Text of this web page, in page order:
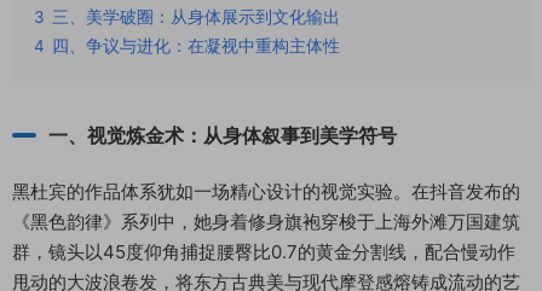
3 三、美学破圈：从身体展示到文化输出
4 四、争议与进化：在凝视中重构主体性
一、视觉炼金术：从身体叙事到美学符号
黑杜宾的作品体系犹如一场精心设计的视觉实验。在抖音发布的
《黑色韵律》系列中，她身着修身旗袍穿梭于上海外滩万国建筑
群，镜头以45度仰角捕捉腰臀比0.7的黄金分割线，配合慢动作
甩动的大波浪卷发，将东方古典美与现代摩登感熔铸成流动的艺